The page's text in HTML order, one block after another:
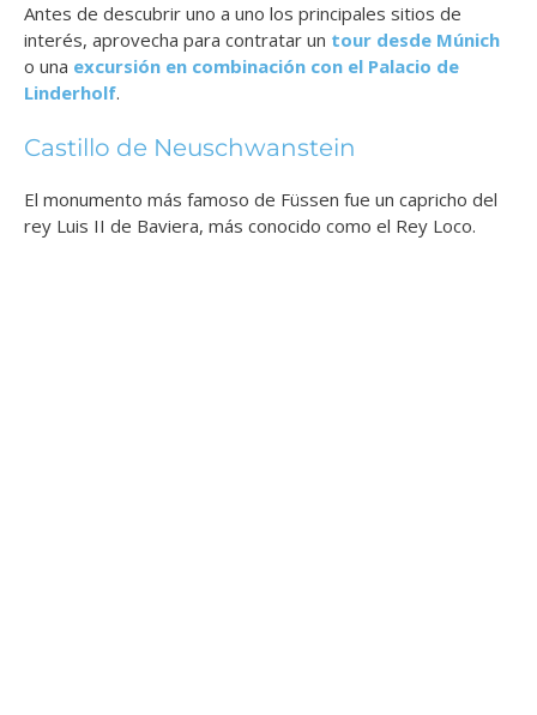
Antes de descubrir uno a uno los principales sitios de
interés, aprovecha para contratar un tour desde Múnich
o una excursión en combinación con el Palacio de
Linderholf.
Castillo de Neuschwanstein
El monumento más famoso de Füssen fue un capricho del
rey Luis II de Baviera, más conocido como el Rey Loco.